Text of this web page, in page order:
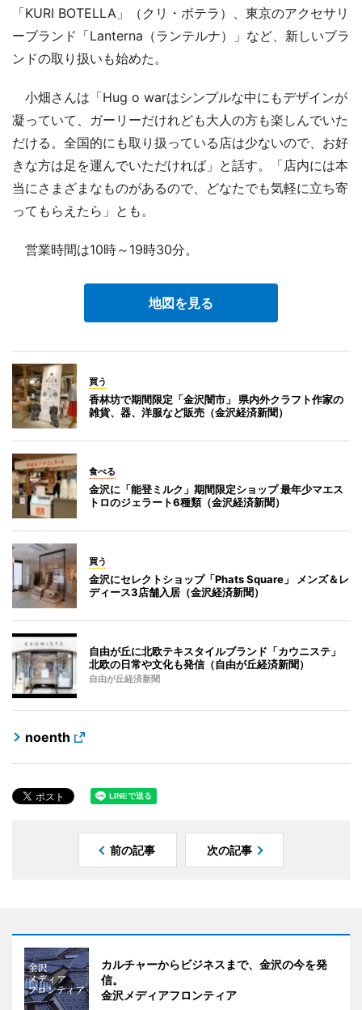
「KURI BOTELLA」（クリ・ボテラ）、東京のアクセサリ
ーブランド「Lanterna（ランテルナ）」など、新しいブラ
ンドの取り扱いも始めた。
小畑さんは「Hug o warはシンプルな中にもデザインが
凝っていて、ガーリーだけれども大人の方も楽しんでいた
だける。全国的にも取り扱っている店は少ないので、お好
きな方は足を運んでいただければ」と話す。「店内には本
当にさまざまなものがあるので、どなたでも気軽に立ち寄
ってもらえたら」とも。
営業時間は10時～19時30分。
地図を見る
買う
香林坊で期間限定「金沢闇市」 県内外クラフト作家の
雑貨、器、洋服など販売（金沢経済新聞）
食べる
金沢に「能登ミルク」期間限定ショップ 最年少マエス
トロのジェラート6種類（金沢経済新聞）
買う
金沢にセレクトショップ「Phats Square」 メンズ＆レ
ディース3店舗入居（金沢経済新聞）
自由が丘に北欧テキスタイルブランド「カウニステ」
北欧の日常や文化も発信（自由が丘経済新聞）
自由が丘経済新聞
noenth
前の記事 次の記事
カルチャーからビジネスまで、金沢の今を発
信。
金沢メディアフロンティア